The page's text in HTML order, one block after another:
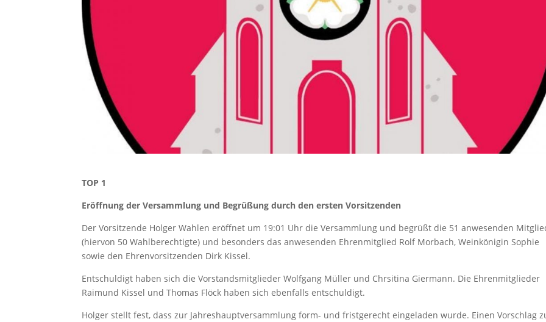
TOP 1
Eröffnung der Versammlung und Begrüßung durch den ersten Vorsitzenden
Der Vorsitzende Holger Wahlen eröffnet um 19:01 Uhr die Versammlung und begrüßt die 51 anwesenden
(hiervon 50 Wahlberechtigte) und besonders das anwesenden Ehrenmitglied Rolf Morbach, Weinkönigin Sophie
sowie den Ehrenvorsitzenden Dirk Kissel.
Entschuldigt haben sich die Vorstandsmitglieder Wolfgang Müller und Chrsitina Giermann. Die Ehrenmitglieder
Raimund Kissel und Thomas Flöck haben sich ebenfalls entschuldigt.
Holger stellt fest, dass zur Jahreshauptversammlung form- und fristgerecht eingeladen wurde. Einen Vorschlag